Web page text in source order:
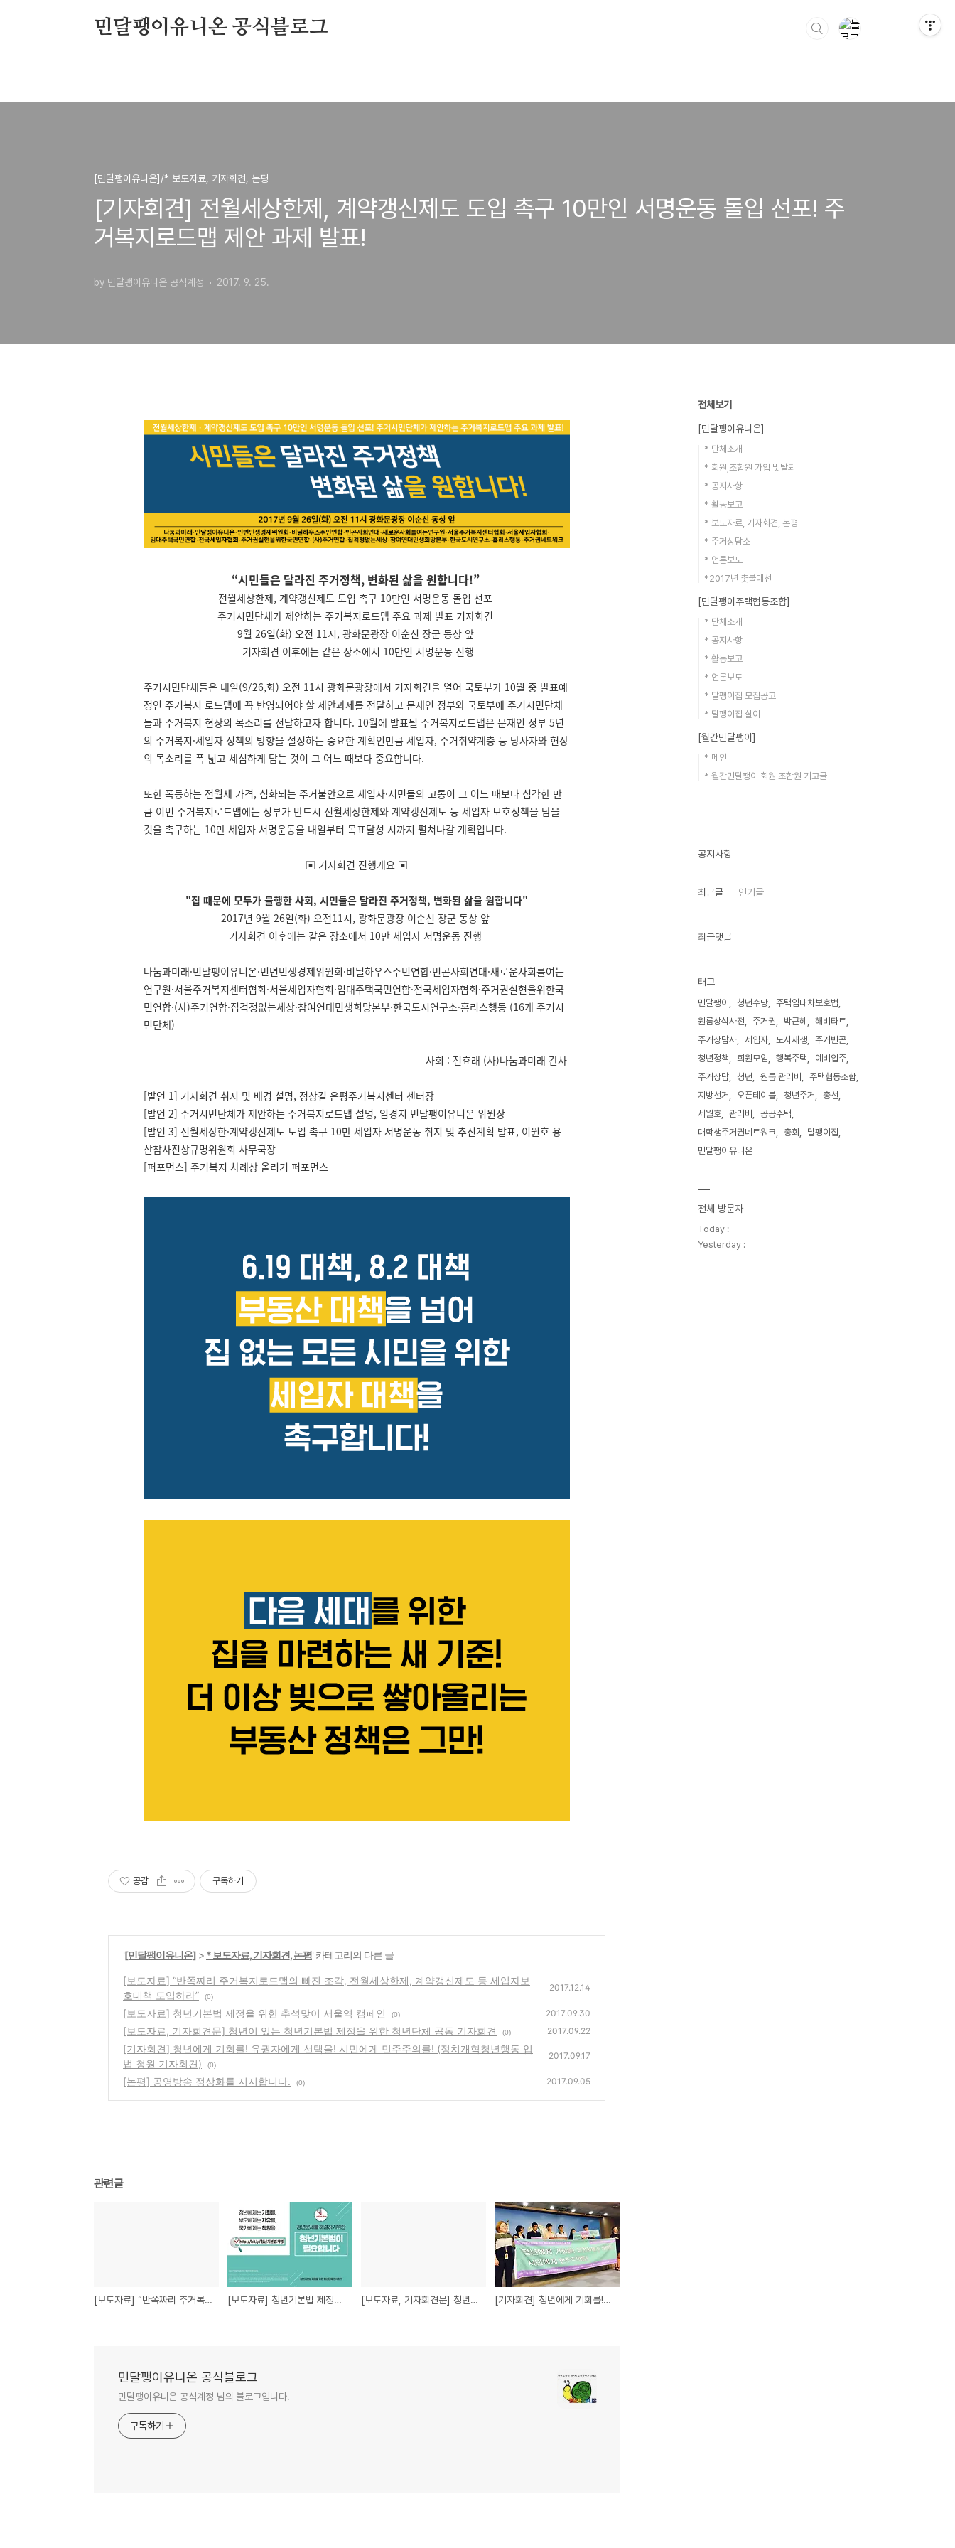
민달팽이유니온 공식블로그
[민달팽이유니온]/* 보도자료, 기자회견, 논평
[기자회견] 전월세상한제, 계약갱신제도 도입 촉구 10만인 서명운동 돌입 선포! 주
거복지로드맵 제안 과제 발표!
by 민달팽이유니온 공식계정 2017. 9. 25.
“시민들은 달라진 주거정책, 변화된 삶을 원합니다!”
전월세상한제, 계약갱신제도 도입 촉구 10만인 서명운동 돌입 선포
주거시민단체가 제안하는 주거복지로드맵 주요 과제 발표 기자회견
9월 26일(화) 오전 11시, 광화문광장 이순신 장군 동상 앞
기자회견 이후에는 같은 장소에서 10만인 서명운동 진행
주거시민단체들은 내일(9/26,화) 오전 11시 광화문광장에서 기자회견을 열어 국토부가 10월 중 발표예
정인 주거복지 로드맵에 꼭 반영되어야 할 제안과제를 전달하고 문재인 정부와 국토부에 주거시민단체
들과 주거복지 현장의 목소리를 전달하고자 합니다. 10월에 발표될 주거복지로드맵은 문재인 정부 5년
의 주거복지·세입자 정책의 방향을 설정하는 중요한 계획인만큼 세입자, 주거취약계층 등 당사자와 현장
의 목소리를 폭 넓고 세심하게 담는 것이 그 어느 때보다 중요합니다.
또한 폭등하는 전월세 가격, 심화되는 주거불안으로 세입자·서민들의 고통이 그 어느 때보다 심각한 만
큼 이번 주거복지로드맵에는 정부가 반드시 전월세상한제와 계약갱신제도 등 세입자 보호정책을 담을
것을 촉구하는 10만 세입자 서명운동을 내일부터 목표달성 시까지 펼쳐나갈 계획입니다.
▣ 기자회견 진행개요 ▣
"집 때문에 모두가 불행한 사회, 시민들은 달라진 주거정책, 변화된 삶을 원합니다"
2017년 9월 26일(화) 오전11시, 광화문광장 이순신 장군 동상 앞
기자회견 이후에는 같은 장소에서 10만 세입자 서명운동 진행
나눔과미래·민달팽이유니온·민변민생경제위원회·비닐하우스주민연합·빈곤사회연대·새로운사회를여는
연구원·서울주거복지센터협회·서울세입자협회·임대주택국민연합·전국세입자협회·주거권실현을위한국
민연합·(사)주거연합·집걱정없는세상·참여연대민생희망본부·한국도시연구소·홈리스행동 (16개 주거시
민단체)
사회 : 전효래 (사)나눔과미래 간사
[발언 1] 기자회견 취지 및 배경 설명, 정상길 은평주거복지센터 센터장
[발언 2] 주거시민단체가 제안하는 주거복지로드맵 설명, 임경지 민달팽이유니온 위원장
[발언 3] 전월세상한·계약갱신제도 도입 촉구 10만 세입자 서명운동 취지 및 추진계획 발표, 이원호 용
산참사진상규명위원회 사무국장
[퍼포먼스] 주거복지 차례상 올리기 퍼포먼스
공감 구독하기
'[민달팽이유니온] > * 보도자료, 기자회견, 논평' 카테고리의 다른 글
[보도자료] “반쪽짜리 주거복지로드맵의 빠진 조각, 전월세상한제, 계약갱신제도 등 세입자보
호대책 도입하라”
(0)
2017.12.14
[보도자료] 청년기본법 제정을 위한 추석맞이 서울역 캠페인 (0) 2017.09.30
[보도자료, 기자회견문] 청년이 있는 청년기본법 제정을 위한 청년단체 공동 기자회견 (0) 2017.09.22
[기자회견] 청년에게 기회를! 유권자에게 선택을! 시민에게 민주주의를! (정치개혁청년행동 입
법 청원 기자회견)
(0)
2017.09.17
[논평] 공영방송 정상화를 지지합니다. (0) 2017.09.05
관련글
[보도자료] “반쪽짜리 주거복지로드맵의 빠진 조각, 전월세상한제, 계약갱신제도 등 세입자보호대책 도입하라” [보도자료] 청년기본법 제정을 위한 추석맞이 서울역 캠페인 [보도자료, 기자회견문] 청년이 있는 청년기본법 제정을 위한 청년단체 공동 기자회견 [기자회견] 청년에게 기회를! 유권자에게 선택을! 시민에게 민주주의를! (정치개혁청년행동 입법 청원 기자회견)
민달팽이유니온 공식블로그
민달팽이유니온 공식계정 님의 블로그입니다.
구독하기
전체보기
[민달팽이유니온]
* 단체소개
* 회원,조합원 가입 및탈퇴
* 공지사항
* 활동보고
* 보도자료, 기자회견, 논평
* 주거상담소
* 언론보도
*2017년 촛불대선
[민달팽이주택협동조합]
* 단체소개
* 공지사항
* 활동보고
* 언론보도
* 달팽이집 모집공고
* 달팽이집 살이
[월간민달팽이]
* 메인
* 월간민달팽이 회원 조합원 기고글
공지사항
최근글 인기글
최근댓글
태그
민달팽이 청년수당
주택임대차보호법
원룸상식사전
주거권 박근혜
해비타트
주거상담사
세입자 도시재생
주거빈곤
청년정책
회원모임 행복주택
예비입주
주거상담
청년 원룸 관리비
주택협동조합
지방선거
오픈테이블 청년주거
총선
세월호
관리비
공공주택
대학생주거권네트워크
총회
달팽이집
민달팽이유니온
전체 방문자
Today :
Yesterday :